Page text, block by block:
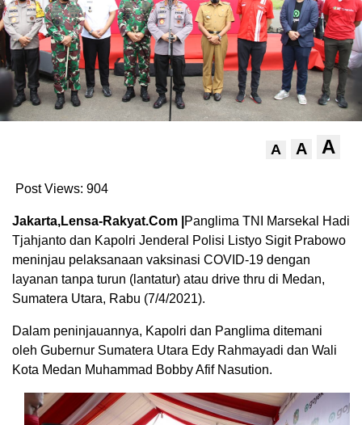
A A A
Post Views: 904
Jakarta,Lensa-Rakyat.Com | Panglima TNI Marsekal Hadi
Tjahjanto dan Kapolri Jenderal Polisi Listyo Sigit Prabowo
meninjau pelaksanaan vaksinasi COVID-19 dengan
layanan tanpa turun (lantatur) atau drive thru di Medan,
Sumatera Utara, Rabu (7/4/2021).
Dalam peninjauannya, Kapolri dan Panglima ditemani
oleh Gubernur Sumatera Utara Edy Rahmayadi dan Wali
Kota Medan Muhammad Bobby Afif Nasution.